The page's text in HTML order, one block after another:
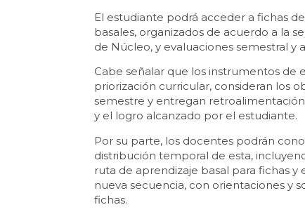
El estudiante podrá acceder a fichas
basales, organizados de acuerdo a la
de Núcleo, y evaluaciones semestral
Cabe señalar que los instrumentos de
priorización curricular, consideran los
semestre y entregan
y el logro alcanzado por el estudiante.
Por su parte, los docentes podrán
distribución temporal de esta,
ruta de aprendizaje basal para fichas
nueva secuencia, con orientaciones y
fichas.